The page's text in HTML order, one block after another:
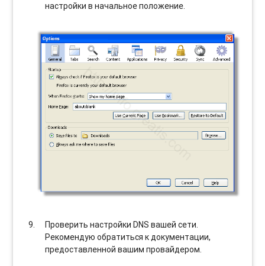
настройки в начальное положение.
Проверить настройки DNS вашей сети.
Рекомендую обратиться к документации,
предоставленной вашим провайдером.